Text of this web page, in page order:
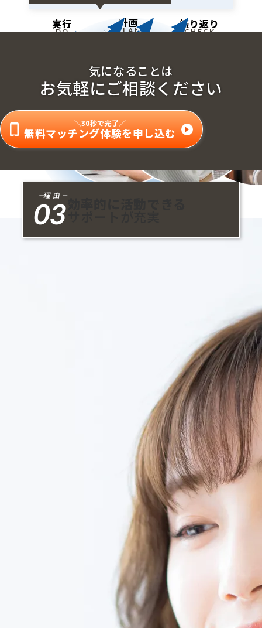
計画
PLAN
実行
DO
振り返り
CHECK
気になることは
お気軽にご相談ください
＼30秒で完了／
無料マッチング体験を申し込む
理由
03